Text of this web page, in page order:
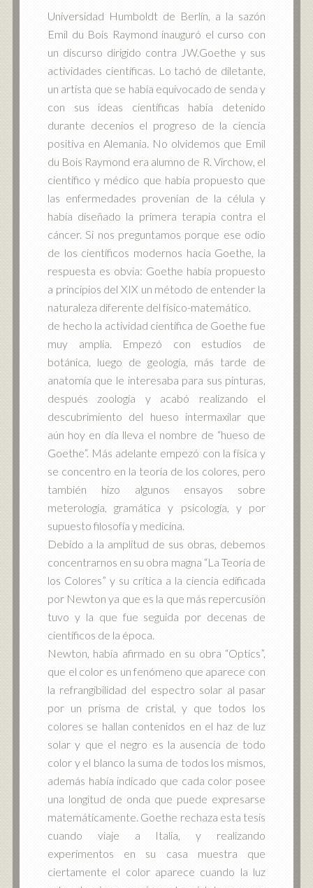
Universidad Humboldt de Berlín, a la sazón
Emil du Bois Raymond inauguró el curso con
un discurso dirigido contra JW.Goethe y sus
actividades científicas. Lo tachó de diletante,
un artista que se había equivocado de senda y
con sus ideas científicas había detenido
durante decenios el progreso de la ciencia
positiva en Alemania. No olvidemos que Emil
du Bois Raymond era alumno de R. Virchow, el
científico y médico que había propuesto que
las enfermedades provenían de la célula y
había diseñado la primera terapia contra el
cáncer. Si nos preguntamos porque ese odio
de los científicos modernos hacia Goethe, la
respuesta es obvia: Goethe había propuesto
a principios del XIX un método de entender la
naturaleza diferente del físico-matemático.
de hecho la actividad científica de Goethe fue
muy amplia. Empezó con estudios de
botánica, luego de geología, más tarde de
anatomía que le interesaba para sus pinturas,
después zoología y acabó realizando el
descubrimiento del hueso intermaxilar que
aún hoy en día lleva el nombre de “hueso de
Goethe”. Más adelante empezó con la física y
se concentro en la teoría de los colores, pero
también hizo algunos ensayos sobre
meterología, gramática y psicología, y por
supuesto filosofía y medicina.
Debido a la amplitud de sus obras, debemos
concentrarnos en su obra magna “La Teoría de
los Colores” y su crítica a la ciencia edificada
por Newton ya que es la que más repercusión
tuvo y la que fue seguida por decenas de
científicos de la época.
Newton, había afirmado en su obra “Optics”,
que el color es un fenómeno que aparece con
la refrangibilidad del espectro solar al pasar
por un prisma de cristal, y que todos los
colores se hallan contenidos en el haz de luz
solar y que el negro es la ausencia de todo
color y el blanco la suma de todos los mismos,
además había indicado que cada color posee
una longitud de onda que puede expresarse
matemáticamente. Goethe rechaza esta tesis
cuando viaje a Italia, y realizando
experimentos en su casa muestra que
ciertamente el color aparece cuando la luz